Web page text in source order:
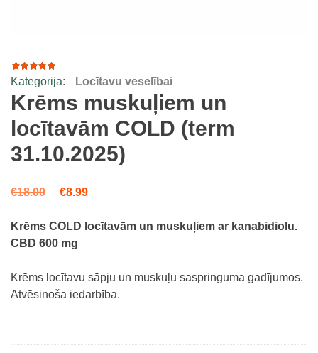
Rated
5.00out
of 5
based
on
1
rating
Kategorija: Locītavu veselībai
Krēms muskuļiem un
locītavām COLD (term
31.10.2025)
€18.00 Original price was: €18.00.
€8.99Current price is: €8.99.
Krēms COLD locītavām un muskuļiem ar kanabidiolu.
CBD 600 mg
Krēms locītavu sāpju un muskuļu saspringuma gadījumos.
Atvēsinoša iedarbība.